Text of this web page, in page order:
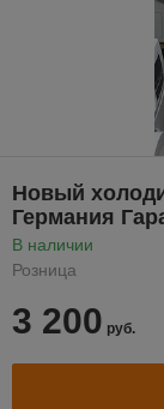
Новый
Германия
В наличии
Розница
3 200 руб.